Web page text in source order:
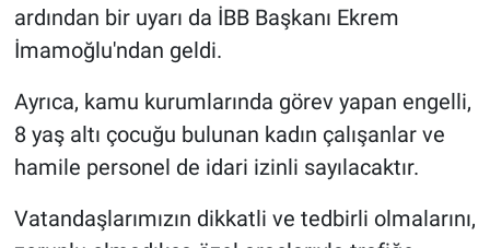
ardından bir uyarı da İBB Başkanı Ekrem
İmamoğlu'ndan geldi.
Ayrıca, kamu kurumlarında görev yapan engelli,
8 yaş altı çocuğu bulunan kadın çalışanlar ve
hamile personel de idari izinli sayılacaktır.
Vatandaşlarımızın dikkatli ve tedbirli olmalarını,